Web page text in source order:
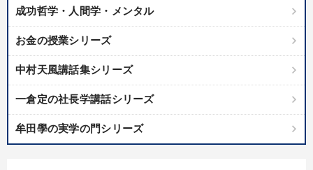
成功哲学・人間学・メンタル
お金の授業シリーズ
中村天風講話集シリーズ
一倉定の社長学講話シリーズ
牟田學の実学の門シリーズ